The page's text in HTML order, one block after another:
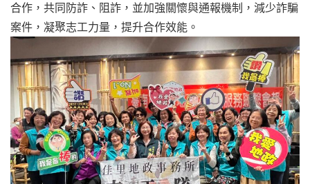
合作，共同防詐、阻詐，並加強關懷與通報機制，減少詐騙
案件，凝聚志工力量，提升合作效能。